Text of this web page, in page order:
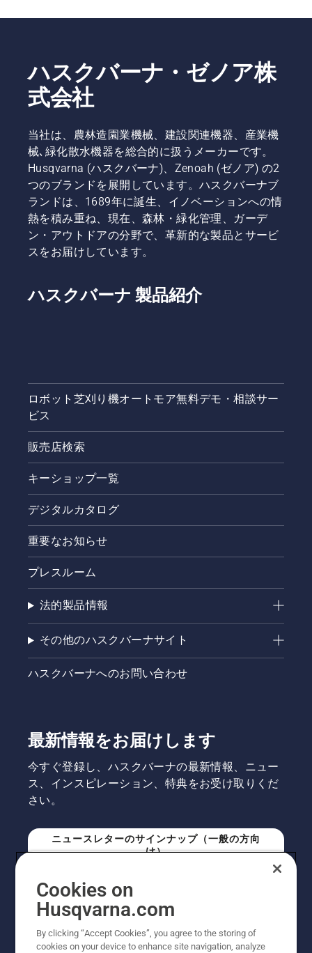
と、オー
われてい
る現場の
情報を一
覧にしま
ご覧くだ
さい。
休業日や
稼働機種
の詳細な
どは、お
気軽にお
電話でお
問い合わ
せくださ
「オート
伝えいた
だけると
スムーズ
です。ま
た、お住
まいの地
域ごとに
オートモ
アの無料
相談サー
け付けて
おりま
す。無料
相談サー
ビスと
は、購入
様向け
に、機種
選定のお
手伝いと
を受け付
けるサー
ビスで
す。予約
申し込み
後、登録
りご連絡
をさせて
いただき
など、そ
れぞれに
用途やご
希望に合
わせて、
お近くの
ショップ
をぜひチ
ェックし
てみてく
ださい。
ハスクバーナ・ゼノア株
式会社
当社は、農林造園業機械、建設関連機器、産業機
械､緑化散水機器を総合的に扱うメーカーです。
Husqvarna (ハスクバーナ)、Zenoah (ゼノア) の2
つのブランドを展開しています。ハスクバーナブ
ランドは、1689年に誕生、イノベーションへの情
熱を積み重ね、現在、森林・緑化管理、ガーデ
ン・アウトドアの分野で、革新的な製品とサービ
スをお届けしています。
ハスクバーナ 製品紹介
ロボット芝刈り機オートモア無料デモ・相談サー
ビス
販売店検索
キーショップ一覧
デジタルカタログ
重要なお知らせ
プレスルーム
法的製品情報
その他のハスクバーナサイト
ハスクバーナへのお問い合わせ
最新情報をお届けします
今すぐ登録し、ハスクバーナの最新情報、ニュー
ス、インスピレーション、特典をお受け取りくだ
さい。
ニュースレターのサインナップ（一般の方向
け）
ニュースレターのサインアップ（プロの方向
け）
Cookies on
Husqvarna.com
By clicking “Accept Cookies”, you agree to the storing of
cookies on your device to enhance site navigation, analyze